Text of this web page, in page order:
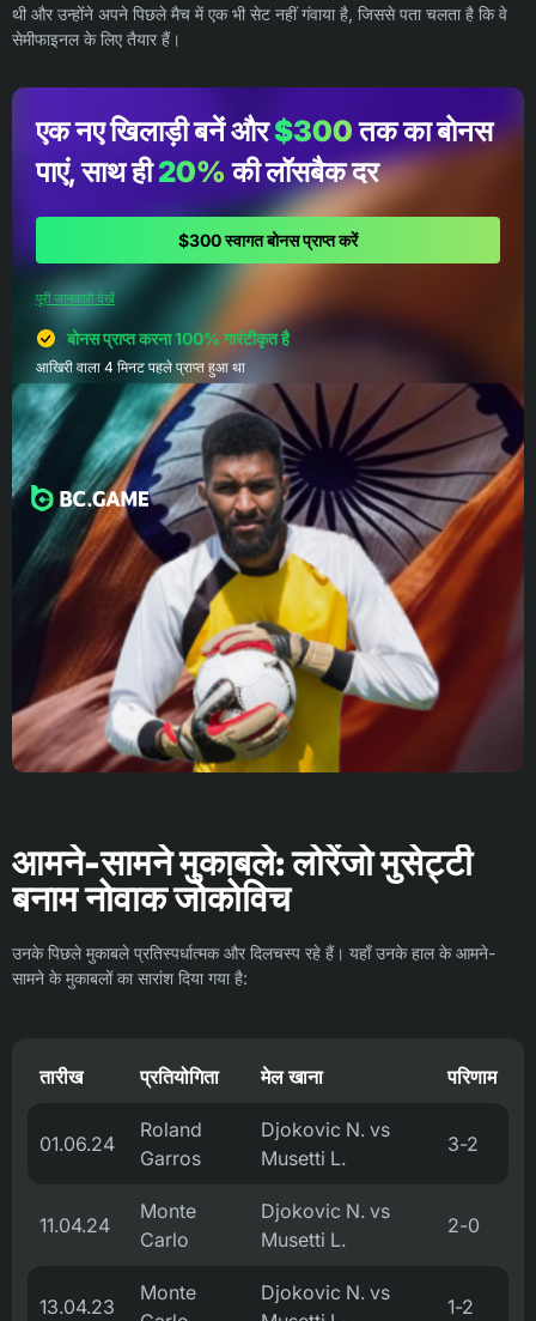
थी और उन्होंने अपने पिछले मैच में एक भी सेट नहीं गंवाया है, जिससे पता चलता है कि वे
सेमीफाइनल के लिए तैयार हैं।
एक नए खिलाड़ी बनें और$300तक का बोनस
पाएं, साथ ही20%की लॉसबैक दर
$300 स्वागत बोनस प्राप्त करें
पूरी जानकारी देखें
बोनस प्राप्त करना 100% गारंटीकृत है
आखिरी वाला 4 मिनट पहले प्राप्त हुआ था
आमने-सामने मुकाबले: लोरेंजो मुसेट्टी
बनाम नोवाक जोकोविच
उनके पिछले मुकाबले प्रतिस्पर्धात्मक और दिलचस्प रहे हैं। यहाँ उनके हाल के आमने-
सामने के मुकाबलों का सारांश दिया गया है:
तारीख प्रतियोगिता मेल खाना परिणाम
01.06.24
Roland
Garros
Djokovic N. vs
Musetti L.
3-2
11.04.24
Monte
Carlo
Djokovic N. vs
Musetti L.
2-0
13.04.23
Monte
Djokovic N. vs
1-2